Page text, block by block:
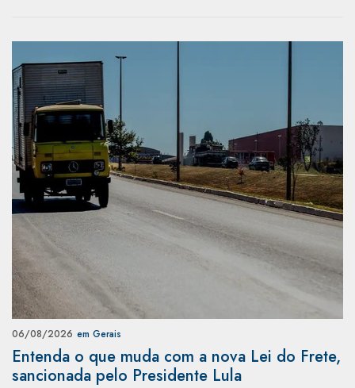
06/08/2026 em Gerais
Entenda o que muda com a nova Lei do Frete,
sancionada pelo Presidente Lula